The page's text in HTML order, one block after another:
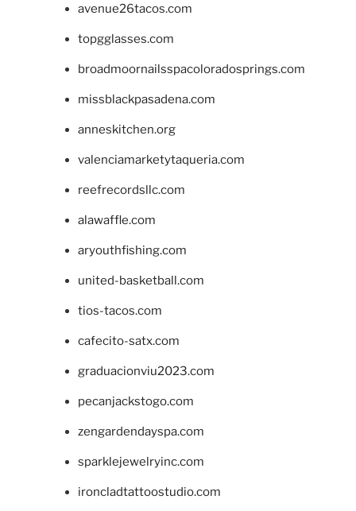
avenue26tacos.com
topgglasses.com
broadmoornailsspacoloradosprings.com
missblackpasadena.com
anneskitchen.org
valenciamarketytaqueria.com
reefrecordsllc.com
alawaffle.com
aryouthfishing.com
united-basketball.com
tios-tacos.com
cafecito-satx.com
graduacionviu2023.com
pecanjackstogo.com
zengardendayspa.com
sparklejewelryinc.com
ironcladtattoostudio.com